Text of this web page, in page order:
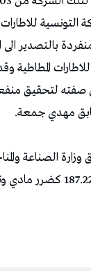
الشركة التونسية
المطاطية
صفته لتحقيق
مهدي جمعة.
الصناعة